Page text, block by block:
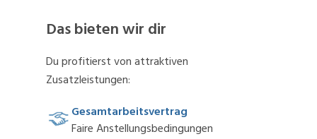
Das bieten wir dir
Du profitierst von attraktiven
Zusatzleistungen:
Gesamtarbeitsvertrag
Faire Anstellungsbedingungen